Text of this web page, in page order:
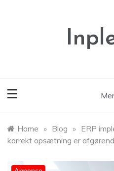
Home » Blog » ERP
korrekt opsætning er